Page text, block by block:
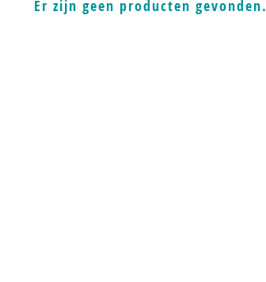
Er zijn geen producten gevonden.